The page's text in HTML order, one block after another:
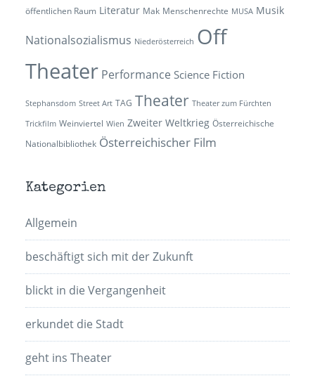
öffentlichen Raum Literatur Mak Menschenrechte MUSA Musik
Nationalsozialismus Niederösterreich Off
Theater Performance Science Fiction
Stephansdom Street Art TAG Theater Theater zum Fürchten
Trickfilm Weinviertel Wien Zweiter Weltkrieg Österreichische
Nationalbibliothek Österreichischer Film
Kategorien
Allgemein
beschäftigt sich mit der Zukunft
blickt in die Vergangenheit
erkundet die Stadt
geht ins Theater